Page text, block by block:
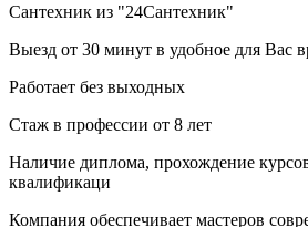
Сантехник из "24Сантехник"
Выезд от 30 минут в удобное для Вас
Работает без выходных
Стаж в профессии от 8 лет
Наличие диплома, прохождение
квалификаци
Компания обеспечивает мастеров